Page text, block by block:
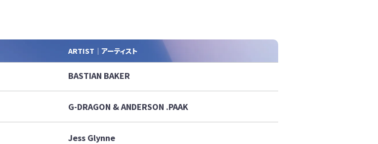
ARTIST｜アーティスト
BASTIAN BAKER
G-DRAGON & ANDERSON .PAAK
Jess Glynne